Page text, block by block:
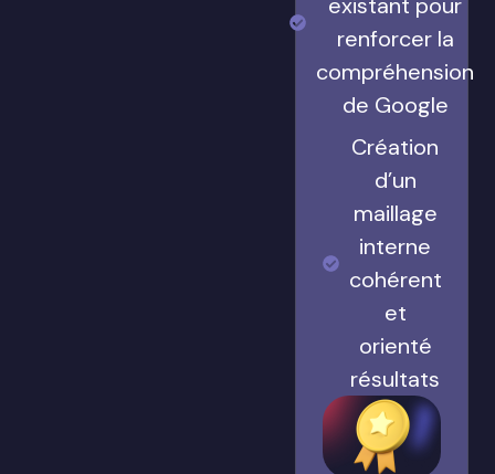
renforcer la
compréhension
de Google
Création
d’un
maillage
interne
cohérent
et
orienté
résultats